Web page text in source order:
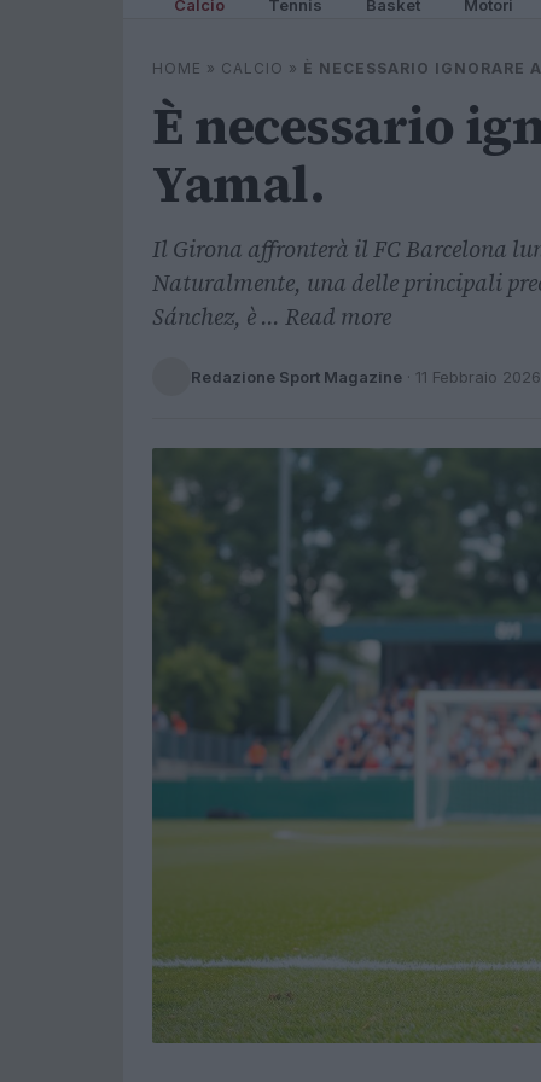
Calcio Tennis Basket Motori
HOME » CALCIO » È NECESSARIO IGNORARE
È necessario
Yamal.
Il Girona affronterà il FC Barcelona
Naturalmente, una delle principali
Sánchez, è ... Read more
Redazione Sport Magazine · 11 Febbraio 2026